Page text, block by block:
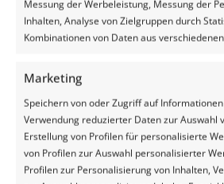
Messung der Werbeleistung, Messung der
Inhalten, Analyse von Zielgruppen durch
Kombinationen von Daten aus
Marketing
Speichern von oder Zugriff auf
Verwendung reduzierter Daten zur Auswahl
Erstellung von Profilen für personalisierte
von Profilen zur Auswahl personalisierter
Profilen zur Personalisierung von Inhalten,
Fordern Sie
Angebot